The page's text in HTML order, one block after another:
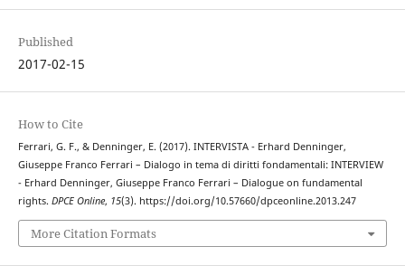
Published
2017-02-15
How to Cite
Ferrari, G. F., & Denninger, E. (2017). INTERVISTA - Erhard Denninger,
Giuseppe Franco Ferrari – Dialogo in tema di diritti fondamentali: INTERVIEW
- Erhard Denninger, Giuseppe Franco Ferrari – Dialogue on fundamental
rights. DPCE Online, 15(3). https://doi.org/10.57660/dpceonline.2013.247
More Citation Formats